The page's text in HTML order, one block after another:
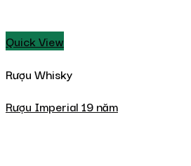
Quick View
Rượu Whisky
Rượu Imperial 19 năm